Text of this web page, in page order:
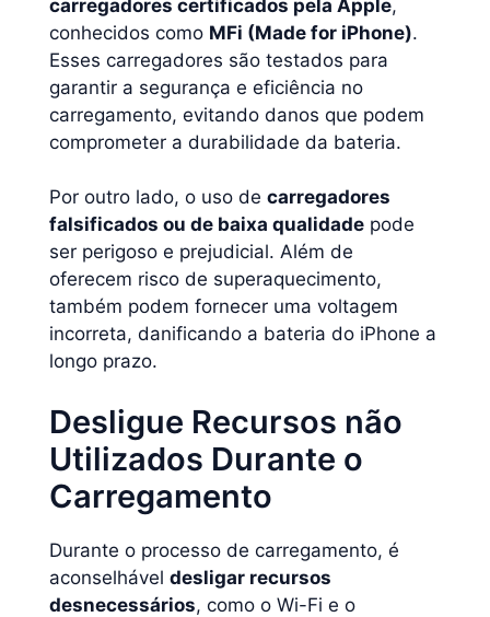
carregadores certificados pela Apple,
conhecidos como MFi (Made for iPhone).
Esses carregadores são testados para
garantir a segurança e eficiência no
carregamento, evitando danos que podem
comprometer a durabilidade da bateria.
Por outro lado, o uso de carregadores
falsificados ou de baixa qualidade pode
ser perigoso e prejudicial. Além de
oferecem risco de superaquecimento,
também podem fornecer uma voltagem
incorreta, danificando a bateria do iPhone a
longo prazo.
Desligue Recursos não
Utilizados Durante o
Carregamento
Durante o processo de carregamento, é
aconselhável desligar recursos
desnecessários, como o Wi-Fi e o